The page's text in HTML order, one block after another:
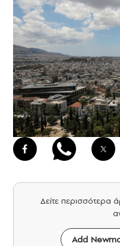
Δείτε περισσότερα
Add